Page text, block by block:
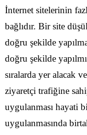
İnternet sitelerinin
bağlıdır. Bir site
doğru şekilde
doğru şekilde
sıralarda yer alacak
ziyaretçi trafiğine
uygulanması hayati
uygulanmasında